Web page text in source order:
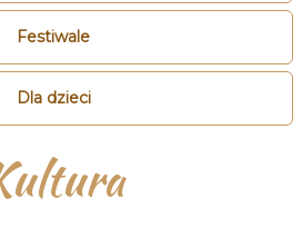
Festiwale
Dla dzieci